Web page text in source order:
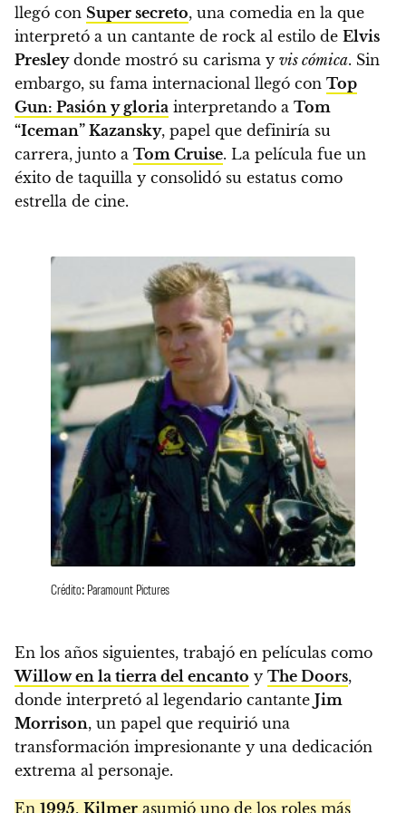
llegó con Super secreto, una comedia en la que
interpretó a un cantante de rock al estilo de Elvis
Presleydonde mostró su carisma y vis cómica. Sin
embargo, su fama internacional llegó con Top
Gun: Pasión y gloria interpretando a Tom
“Iceman” Kazansky, papel que definiría su
carrera, junto a Tom Cruise. La película fue un
éxito de taquilla y consolidó su estatus como
estrella de cine.
Crédito: Paramount Pictures
En los años siguientes, trabajó en películas como
Willow en la tierra del encanto y The Doors,
donde interpretó al legendario cantante Jim
Morrison, un papel que requirió una
transformación impresionante y una dedicación
extrema al personaje.
En 1995, Kilmer asumió uno de los roles más